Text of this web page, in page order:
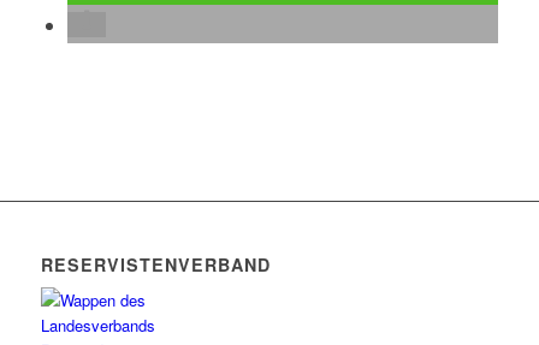
RESERVISTENVERBAND